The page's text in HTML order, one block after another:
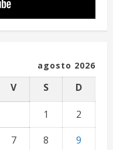
agosto 2026
V S D
1
2
7 8
9